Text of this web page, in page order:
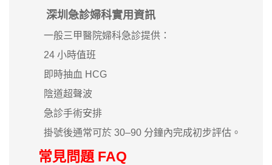
深圳急診婦科實用資訊
一般三甲醫院婦科急診提供：
24 小時值班
即時抽血 HCG
陰道超聲波
急診手術安排
掛號後通常可於 30–90 分鐘內完成初步評估。
常見問題 FAQ